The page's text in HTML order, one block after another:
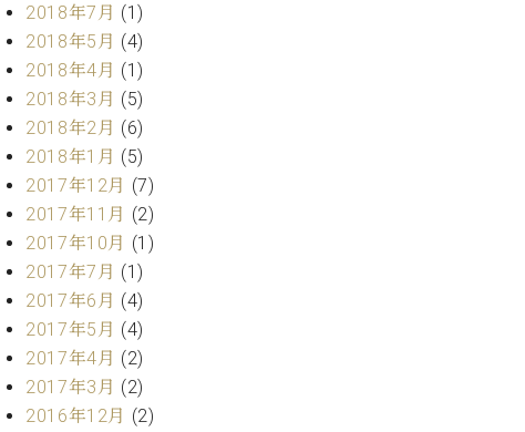
2018年7月 (1)
2018年5月 (4)
2018年4月 (1)
2018年3月 (5)
2018年2月 (6)
2018年1月 (5)
2017年12月 (7)
2017年11月 (2)
2017年10月 (1)
2017年7月 (1)
2017年6月 (4)
2017年5月 (4)
2017年4月 (2)
2017年3月 (2)
2016年12月 (2)